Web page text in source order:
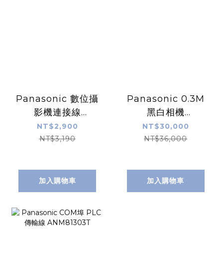
Panasonic 數位攝
影機連接線
ANPVC8103
NT$2,900
NT$3,190
加入購物車
Panasonic 0.3M
黑白相機
ANPVC1021
NT$30,000
NT$36,000
加入購物車